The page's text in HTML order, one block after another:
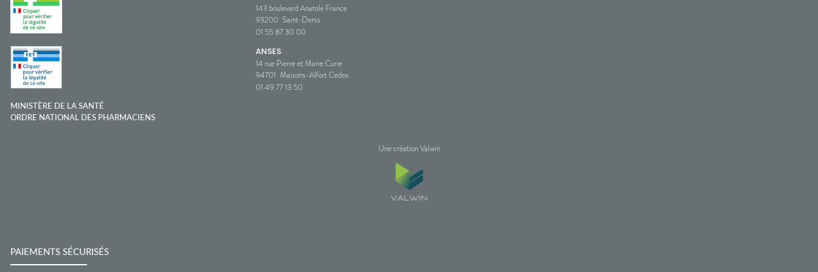
143 boulevard Anatole France
93200 Saint-Denis
01 55 87 30 00
ANSES
14 rue Pierre et Marie Curie
94701 Maisons-Alfort Cedex
01 49 77 13 50
MINISTÈRE DE LA SANTÉ
ORDRE NATIONAL DES PHARMACIENS
Une création Valwin
PAIEMENTS SÉCURISÉS